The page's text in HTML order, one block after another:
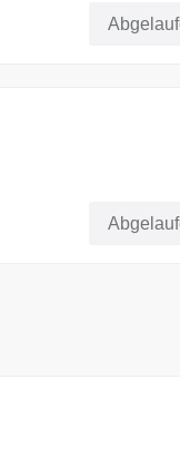
oder eine